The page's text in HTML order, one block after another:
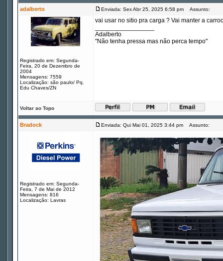
adalberto Enviada: Sex Abr 25, 2025 6:58 pm Assunto:
Registrado em: Segunda-
Feira, 20 de Dezembro de
2004
Mensagens: 7559
Localização: são paulo/ Pq.
Edu Chaves/ZN
vai usar no sitio pra carga ? Vai manter a
Adalberto
"Não tenha pressa mas não perca tempo"
Voltar ao Topo
Bradock Enviada: Qui Mai 01, 2025 3:44 pm Assunto:
Registrado em: Segunda-
Feira, 7 de Mai de 2012
Mensagens: 816
Localização: Lavras